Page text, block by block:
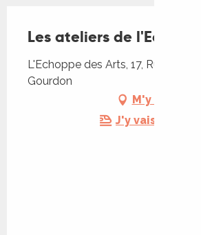
Les ateliers de
L'Echoppe des Arts, 17, Rue du
Gourdon
M'y rendre
J'y vais en train